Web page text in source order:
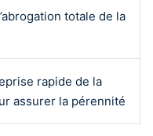
totale de la
rapide de la
assurer la pérennité